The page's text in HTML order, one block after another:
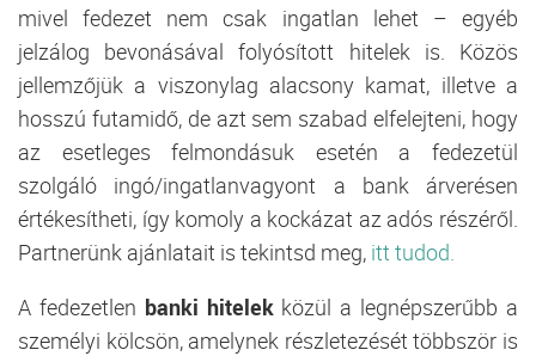
mivel fedezet nem csak ingatlan lehet – egyéb
jelzálog bevonásával folyósított hitelek is. Közös
jellemzőjük a viszonylag alacsony kamat, illetve a
hosszú futamidő, de azt sem szabad elfelejteni, hogy
az esetleges felmondásuk esetén a fedezetül
szolgáló ingó/ingatlanvagyont a bank árverésen
értékesítheti, így komoly a kockázat az adós részéről.
Partnerünk ajánlatait is tekintsd meg, itt tudod.
A fedezetlen banki hitelek közül a legnépszerűbb a
személyi kölcsön, amelynek részletezését többször is